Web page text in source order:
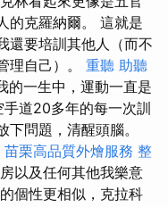
的克羅納爾。 這就是
還要培訓其他人（而不
理自己）。 重聽 助聽
的一生中，運動一直是
手道20多年的每一次訓
問題，清醒頭腦。
苗栗高品質外燴服務 整
以及任何其他我樂意
個性更相似，克拉科